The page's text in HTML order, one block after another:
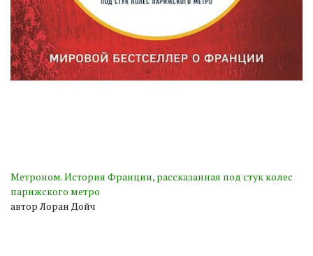
Метроном. История Франции, рассказанная под стук колес
парижского метро
автор Лоран Дойч